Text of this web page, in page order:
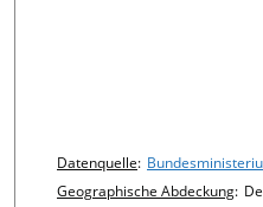
Chart details
Datenquelle:
Geographische Abdeckung: